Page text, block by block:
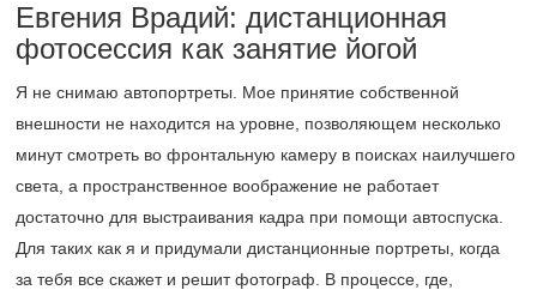
Евгения Врадий: дистанционная
фотосессия как занятие йогой
Я не снимаю автопортреты. Мое принятие собственной
внешности не находится на уровне, позволяющем несколько
минут смотреть во фронтальную камеру в поисках наилучшего
света, а пространственное воображение не работает
достаточно для выстраивания кадра при помощи автоспуска.
Для таких как я и придумали дистанционные портреты, когда
за тебя все скажет и решит фотограф. В процессе, где,